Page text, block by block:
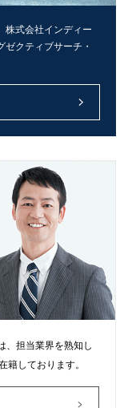
株式会社インディー
ゼクティブサーチ・
、担当業界を熟知し
籍しております。